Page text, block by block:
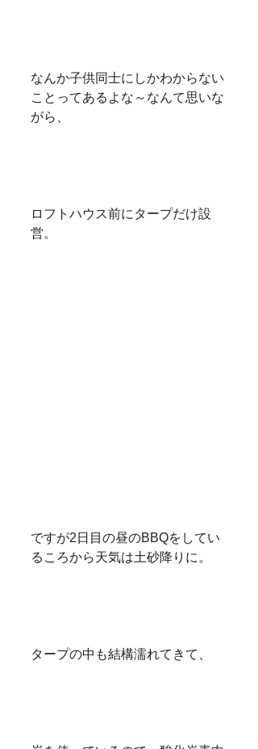
なんか子供同士にしかわからない
ことってあるよな～なんて思いな
がら、
ロフトハウス前にタープだけ設
営。
ですが2日目の昼のBBQをしてい
るころから天気は土砂降りに。
タープの中も結構濡れてきて、